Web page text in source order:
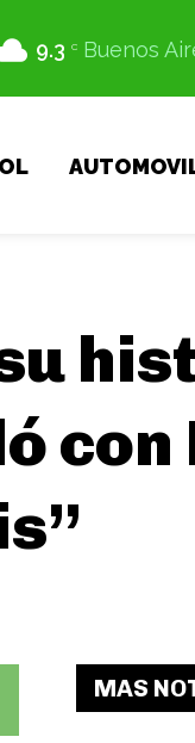
9.3 C Buenos
con
MAS